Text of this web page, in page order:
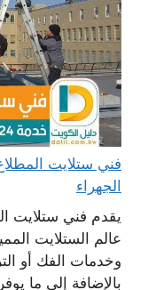
الجهراء
يقدم فني ستلايت
عالم الستلايت
وخدمات الفك أو
بالإضافة إلى ما